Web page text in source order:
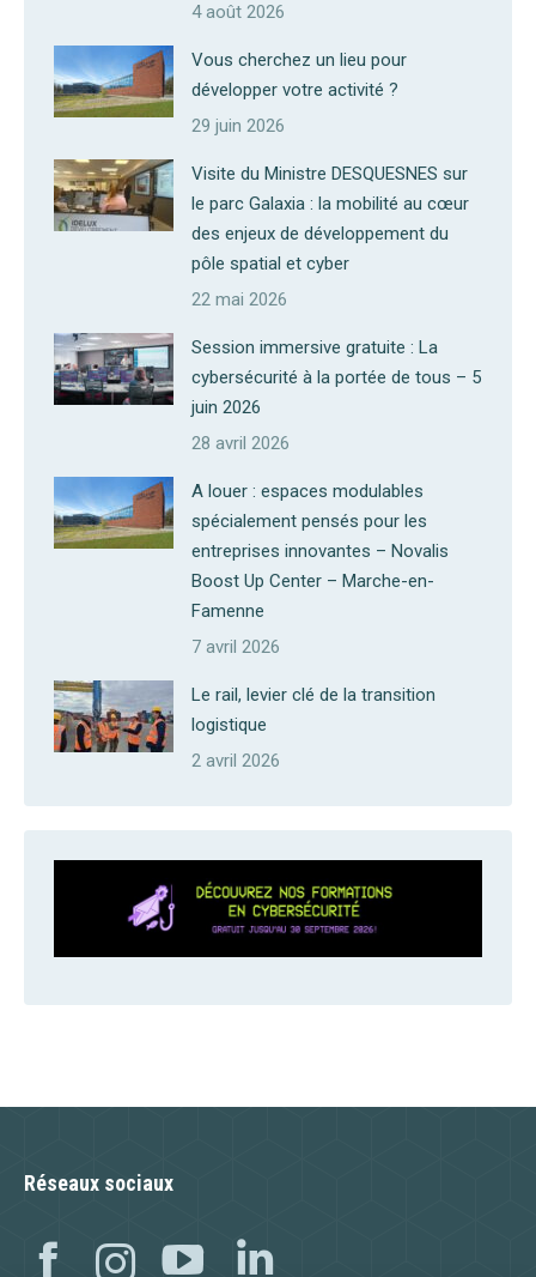
4 août 2026
Vous cherchez un lieu pour
développer votre activité ?
29 juin 2026
Visite du Ministre DESQUESNES sur
le parc Galaxia : la mobilité au cœur
des enjeux de développement du
pôle spatial et cyber
22 mai 2026
Session immersive gratuite : La
cybersécurité à la portée de tous – 5
juin 2026
28 avril 2026
A louer : espaces modulables
spécialement pensés pour les
entreprises innovantes – Novalis
Boost Up Center – Marche-en-
Famenne
7 avril 2026
Le rail, levier clé de la transition
logistique
2 avril 2026
Réseaux sociaux
Facebook
Instagram
YouTube